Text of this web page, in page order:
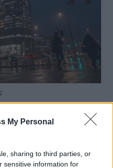
My Personal
sharing to third parties, or
sensitive information for
może